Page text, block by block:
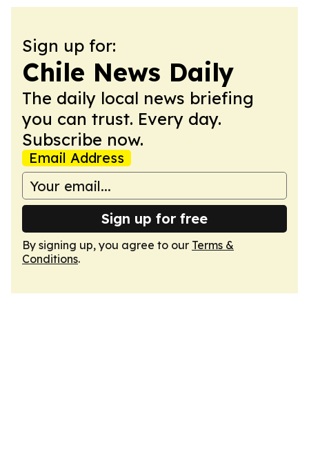
Sign up for:
Chile News Daily
The daily local news briefing
you can trust. Every day.
Subscribe now.
Email Address
Sign up for free
By signing up, you agree to our Terms &
Conditions.